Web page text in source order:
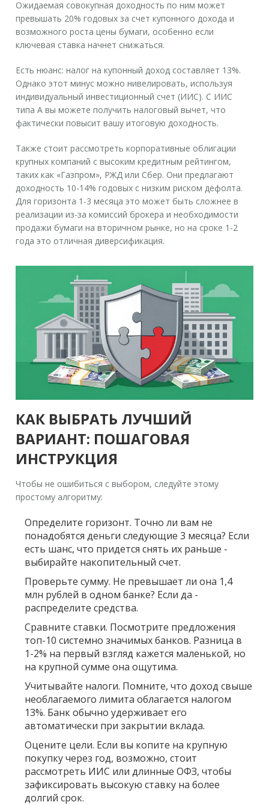
Ожидаемая совокупная доходность по ним может
превышать 20% годовых за счет купонного дохода и
возможного роста цены бумаги, особенно если
ключевая ставка начнет снижаться.
Есть нюанс: налог на купонный доход составляет 13%.
Однако этот минус можно нивелировать, используя
индивидуальный инвестиционный счет (ИИС). С ИИС
типа А вы можете получить налоговый вычет, что
фактически повысит вашу итоговую доходность.
Также стоит рассмотреть корпоративные облигации
крупных компаний с высоким кредитным рейтингом,
таких как «Газпром», РЖД или Сбер. Они предлагают
доходность 10-14% годовых с низким риском дефолта.
Для горизонта 1-3 месяца это может быть сложнее в
реализации из-за комиссий брокера и необходимости
продажи бумаги на вторичном рынке, но на сроке 1-2
года это отличная диверсификация.
КАК ВЫБРАТЬ ЛУЧШИЙ
ВАРИАНТ: ПОШАГОВАЯ
ИНСТРУКЦИЯ
Чтобы не ошибиться с выбором, следуйте этому
простому алгоритму:
Определите горизонт. Точно ли вам не
понадобятся деньги следующие 3 месяца? Если
есть шанс, что придется снять их раньше -
выбирайте накопительный счет.
Проверьте сумму. Не превышает ли она 1,4
млн рублей в одном банке? Если да -
распределите средства.
Сравните ставки. Посмотрите предложения
топ-10 системно значимых банков. Разница в
1-2% на первый взгляд кажется маленькой, но
на крупной сумме она ощутима.
Учитывайте налоги. Помните, что доход свыше
необлагаемого лимита облагается налогом
13%. Банк обычно удерживает его
автоматически при закрытии вклада.
Оцените цели. Если вы копите на крупную
покупку через год, возможно, стоит
рассмотреть ИИС или длинные ОФЗ, чтобы
зафиксировать высокую ставку на более
долгий срок.